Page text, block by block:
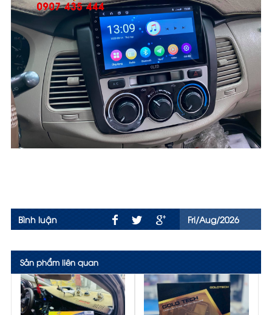
Bình luận Fri/Aug/2026
Sản phẩm liên quan